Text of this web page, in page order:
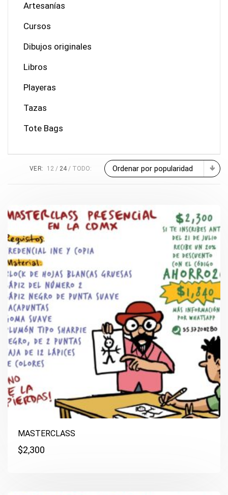
Ordenar por popularidad
VER: 12 24 TODO:
MASTERCLASS
$2,300
Artesanías
Cursos
Dibujos originales
Libros
Playeras
Tazas
Tote Bags